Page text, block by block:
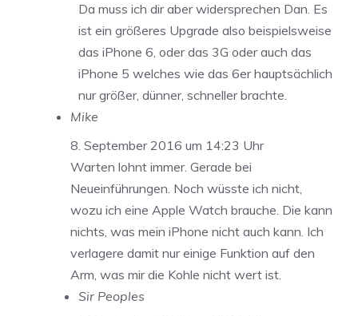
Da muss ich dir aber widersprechen Dan. Es
ist ein größeres Upgrade also beispielsweise
das iPhone 6, oder das 3G oder auch das
iPhone 5 welches wie das 6er hauptsächlich
nur größer, dünner, schneller brachte.
Mike
8. September 2016 um 14:23 Uhr
Warten lohnt immer. Gerade bei
Neueinführungen. Noch wüsste ich nicht,
wozu ich eine Apple Watch brauche. Die kann
nichts, was mein iPhone nicht auch kann. Ich
verlagere damit nur einige Funktion auf den
Arm, was mir die Kohle nicht wert ist.
Sir Peoples